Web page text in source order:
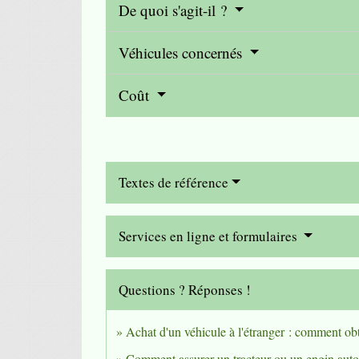
De quoi s'agit-il ?
Véhicules concernés
Coût
Textes de référence
Services en ligne et formulaires
Questions ? Réponses !
Achat d'un véhicule à l'étranger : comment